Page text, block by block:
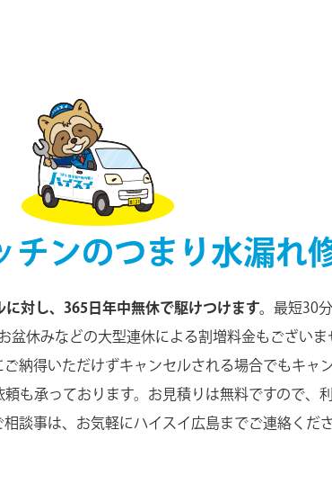
チンのつまり水漏れ
対し、365日年中無休で駆けつけます。 最短30
盆休みなどの大型連休による割増料金もございま
納得いただけずキャンセルされる場合でもキャ
も承っております。お見積りは無料ですので、
談事は、お気軽にハイスイ広島までご連絡くださ